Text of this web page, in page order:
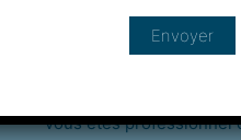
Foire aux questions
Vous êtes professionnel